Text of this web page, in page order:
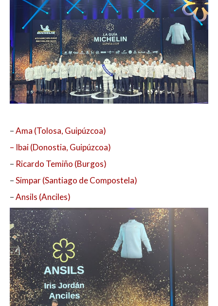
–Ama (Tolosa, Guipúzcoa)
– Ibai (Donostia, Guipúzcoa)
– Ricardo Temiño (Burgos)
–Simpar (Santiago de Compostela)
–Ansils (Anciles)